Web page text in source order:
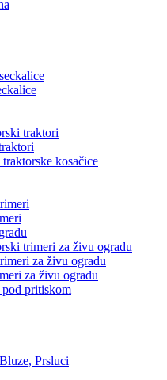
traktori
kosačice
trimeri za živu ogradu
za živu ogradu
za živu ogradu
pritiskom
Prsluci